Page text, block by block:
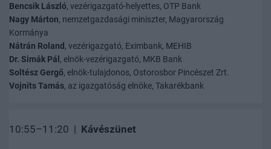
Bencsik László, vezérigazgató-helyettes, OTP Bank
Nagy Márton, nemzetgazdasági miniszter, Magyarország
Kormánya
Nátrán Roland , vezérigazgató, Eximbank, MEHIB
Dr. Simák Pál , elnök-vezérigazgató, MKB Bank
Soltész Gergő, elnök-tulajdonos, Ostorosbor Pincészet Zrt.
Vojnits Tamás, az igazgatóság elnöke, Takarékbank
10:55–11:20 | Kávészünet